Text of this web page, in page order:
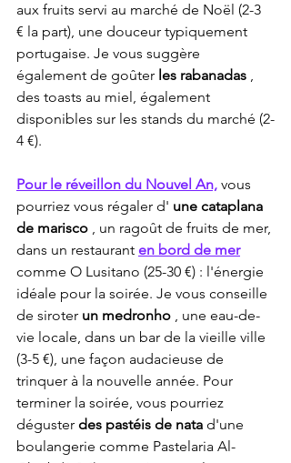
aux fruits servi au marché de Noël (2-3
€ la part), une douceur typiquement
portugaise. Je vous suggère
également de goûter les rabanadas ,
des toasts au miel, également
disponibles sur les stands du marché (2-
4 €).
Pour le réveillon du Nouvel An, vous
pourriez vous régaler d' une cataplana
de marisco , un ragoût de fruits de mer,
dans un restaurant en bord de mer
comme O Lusitano (25-30 €) : l'énergie
idéale pour la soirée. Je vous conseille
de siroter un medronho , une eau-de-
vie locale, dans un bar de la vieille ville
(3-5 €), une façon audacieuse de
trinquer à la nouvelle année. Pour
terminer la soirée, vous pourriez
déguster des pastéis de nata d'une
boulangerie comme Pastelaria Al-